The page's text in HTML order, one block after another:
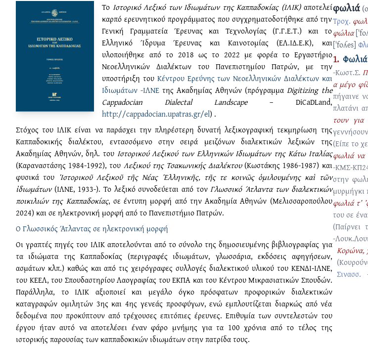
Το Ιστορικό Λεξικό των Ιδιωμάτων της Καππαδοκίας (ΙΛΙΚ)αποτελεί
καρπό ερευνητικού προγράμματος που συγχρηματοδοτήθηκε από την
Γενική Γραμματεία Έρευνας και Τεχνολογίας (Γ.Γ.Ε.Τ.) και το
Ελληνικό Ίδρυμα Έρευνας και Καινοτομίας (ΕΛ.ΙΔ.Ε.Κ), και
υλοποιήθηκε από το 2018 ως το 2022 με φορέα το Εργαστήριο
Νεοελληνικών Διαλέκτων του Πανεπιστημίου Πατρών, με την
υποστήριξη του Κέντρου Ερεύνης των Νεοελληνικών Διαλέκτων και
Ιδιωμάτων -ΙΛΝΕ της Ακαδημίας Αθηνών (πρόγραμμαDigitizing the
Cappadocian Dialectal Landscape– DiCaDLand,
http://cappadocian.upatras.gr/el) .
Στόχος του ΙΛΙΚ είναι να παράσχει την πληρέστερη δυνατή λεξικογραφική τεκμηρίωση της
Καππαδοκικής διαλέκτου, εντασσόμενο στην σειρά μειζόνων διαλεκτικών λεξικών της
Ακαδημίας Αθηνών, δηλ. του Ιστορικού Λεξικού των Ελληνικών Ιδιωμάτων της Κάτω Ιταλίας
(Καραναστάσης 1984-1992), του Λεξικού της Τσακωνικής Διαλέκτου(Κωστάκης 1986-1987) και
φυσικά του Ἱστορικοῦ Λεξικοῦ τῆς Νέας Ἑλληνικῆς, τῆς τε κοινῶς ὁμιλουμένης καὶ τῶν
ἰδιωμάτων(ΙΛΝΕ, 1933-). Το λεξικό συνοδεύεται από τονΓλωσσικό Άτλαντα των διαλεκτικών
ποικιλιών της Καππαδοκίας, σε έντυπη μορφή από την Ακαδημία Αθηνών (Μελισσαροπούλου
2024) και σε ηλεκτρονική μορφή από το Πανεπιστήμιο Πατρών.
Ο Γλωσσικός Άτλαντας σε ηλεκτρονική μορφή
Οι γραπτές πηγές του ΙΛΙΚ αποτελούνται από το σύνολο της δημοσιευμένης βιβλιογραφίας για
τα ιδιώματα της Καππαδοκίας (περιγραφές ιδιωμάτων, γλωσσάρια, εκδόσεις αφηγήσεων,
ασμάτων κλπ.) καθώς και από τις χειρόγραφες συλλογές διαλεκτικού υλικού του ΚΕΝΔΙ-ΙΛΝΕ,
του ΚΕΕΛ, του Σπουδαστηρίου Λαογραφίας του ΕΚΠΑ και του Κέντρου Μικρασιατικών Σπουδών.
Παράλληλα, το ΙΛΙΚ αξιοποιεί και μεγάλο όγκο πρόσφατων προφορικών διαλεκτικών
καταγραφών ομιλητών 3ης και 4ης γενεάς προσφύγων, ενώ εμπλουτίζεται διαρκώς από νέα
δεδομένα που προκύπτουν από τρέχουσες επιτόπιες έρευνες. Επιθυμία των συντελεστών του
έργου ήταν αυτό να αποτελέσει έναν φάρο μνήμης για τα 100 χρόνια από το τέλος της
ιστορικής παρουσίας των καππαδοκικών ιδιωμάτων στην πατρίδα τους.
φωλιά
Τροχ.
φώλια
[ˈfoʎes]
1.Φωλιά
-Κωστ.Σ.
α μέγο
πήγαινε
πλατάνι
τουν για
(Είπε το
φωλιά να
-ΚΜΣ-
στην
μυρμήγκι
φωλιά τ’
του σε
-
Κορώνα,
Σινασσ.